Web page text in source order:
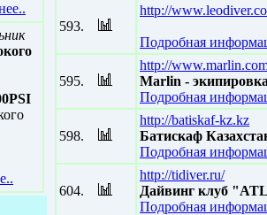
593.
http://
Подробная
595.
http://
Marlin -
Подробная
598.
http://batiskaf-kz.kz
Батискаф
Подробная
604.
http://tidiver.ru/
Дайвинг клуб
Подробная